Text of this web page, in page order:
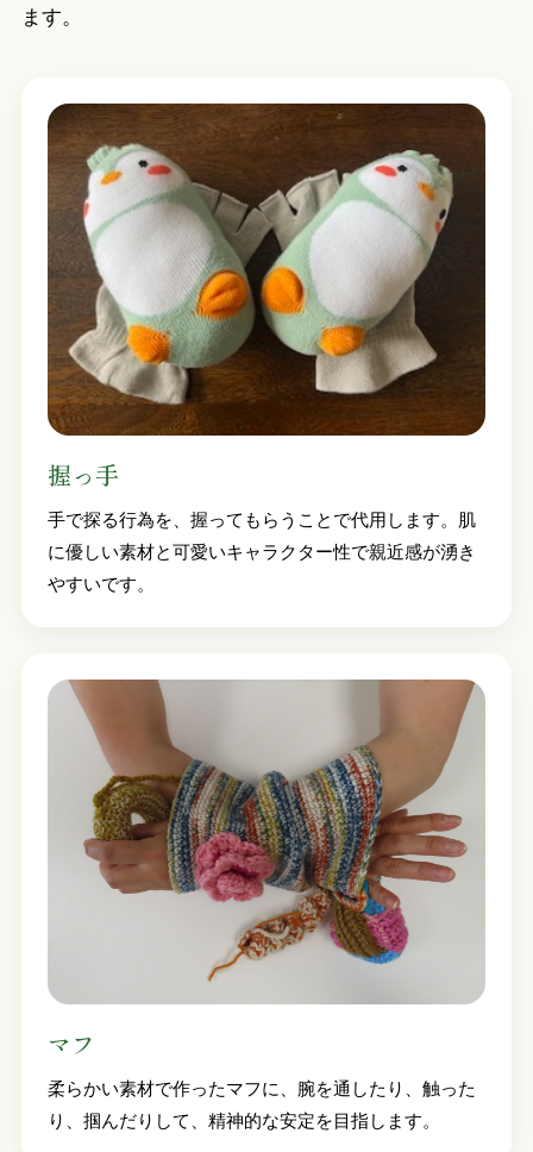
ます。
握っ手
手で探る行為を、握ってもらうことで代用します。肌
に優しい素材と可愛いキャラクター性で親近感が湧き
やすいです。
マフ
柔らかい素材で作ったマフに、腕を通したり、触った
り、掴んだりして、精神的な安定を目指します。